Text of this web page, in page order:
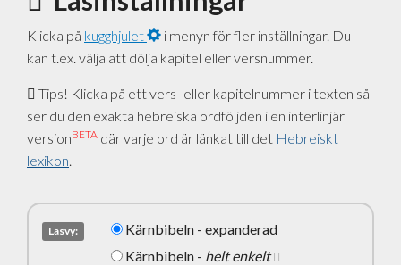
Klicka på kugghjulet
i menyn för fler inställningar. Du
kan t.ex. välja att dölja kapitel eller versnummer.
Tips! Klicka på ett vers- eller kapitelnummer i texten så
ser du den exakta hebreiska ordföljden i en interlinjär
versionBETA där varje ord är länkat till det Hebreiskt
lexikon.
Läsvy:
Kärnbibeln - expanderad
Kärnbibeln - helt enkelt